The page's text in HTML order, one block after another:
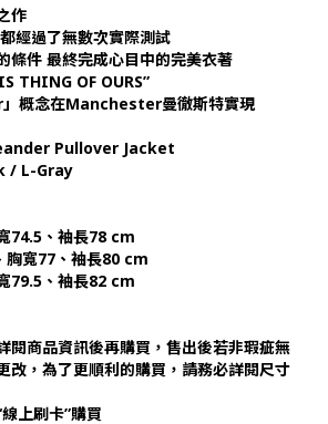
作
經過了無數次實際測試
條件 最終完成心目中的完美衣著
THING OF OURS”
概念在Manchester曼徹斯特實現
Pullover Jacket
/ L-Gray
74.5、袖長78 cm
寬77、袖長80 cm
79.5、袖長82 cm
閱商品資訊後再購買，售出後若非瑕疵無
改，為了更順利的購買，請務必詳閱尺寸
上刷卡”購買